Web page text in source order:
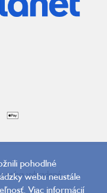
pohodlné
webu neustále
Viac informácií
práva vyhradené.